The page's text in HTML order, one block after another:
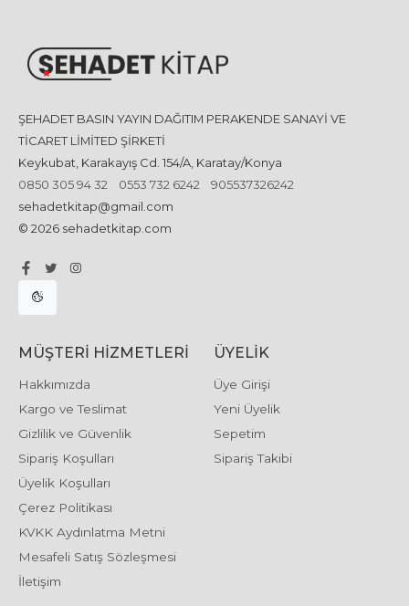
ŞEHADET BASIN YAYIN DAĞITIM PERAKENDE SANAYİ VE
TİCARET LİMİTED ŞİRKETİ
Keykubat, Karakayış Cd. 154/A, Karatay/Konya
0850 305 94 32
0553 732 6242
905537326242
sehadetkitap@gmail.com
© 2026 sehadetkitap.com
MÜŞTERI HIZMETLERI
Hakkımızda
Kargo ve Teslimat
Gizlilik ve Güvenlik
Sipariş Koşulları
Üyelik Koşulları
Çerez Politikası
KVKK Aydınlatma Metni
Mesafeli Satış Sözleşmesi
İletişim
ÜYELIK
Üye Girişi
Yeni Üyelik
Sepetim
Sipariş Takibi